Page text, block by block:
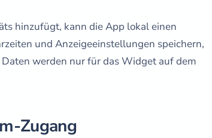
hinzufügt, kann die App lokal einen
und Anzeigeeinstellungen speichern,
werden nur für das Widget auf dem
Zugang